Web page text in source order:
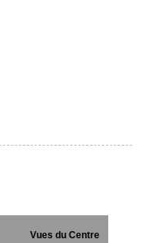
Vues du Centre